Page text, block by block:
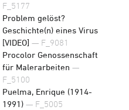
F_5177
Problem gelöst?
Geschichte(n) eines Virus
[VIDEO] — F_9081
Procolor Genossenschaft
für Malerarbeiten —
F_5100
Puelma, Enrique (1914-
1991) — F_5005